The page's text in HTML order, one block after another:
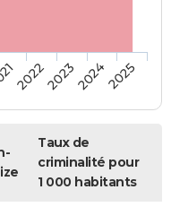
2022202320242025
Taux de
criminalité pour
1 000 habitants